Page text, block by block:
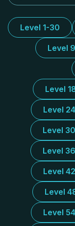
Level 1-30
Level
Level
Level
Level
Level
Level
Level
Level